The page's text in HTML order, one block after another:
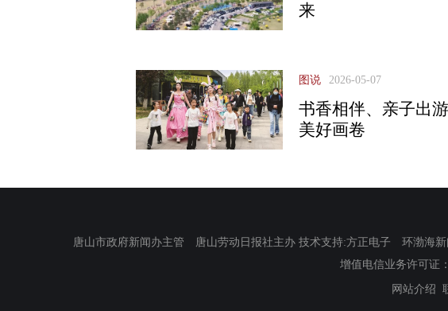
来
图说 2026-05-07
书香相伴、亲子出
美好画卷
唐山市政府新闻办主管 唐山劳动日报社主办 技术支持:方正电子 环渤海新
增值电信业务许可证
网站介绍